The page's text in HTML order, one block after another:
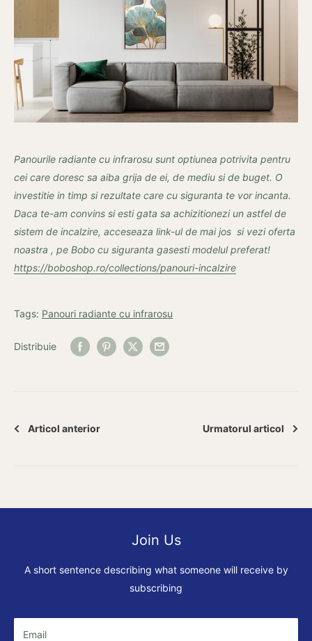
Panourile radiante cu infrarosu sunt optiunea potrivita pentru
cei care doresc sa aiba grija de ei, de mediu si de buget. O
investitie in timp si rezultate care cu siguranta te vor incanta.
Daca te-am convins si esti gata sa achizitionezi un astfel de
sistem de incalzire, acceseaza link-ul de mai jos si vezi oferta
noastra , pe Bobo cu siguranta gasesti modelul preferat!
https://boboshop.ro/collections/panouri-incalzire
Tags: Panouri radiante cu infrarosu
Distribuie
Articol anterior Urmatorul articol
Join Us
A short sentence describing what someone will receive by
subscribing
Email